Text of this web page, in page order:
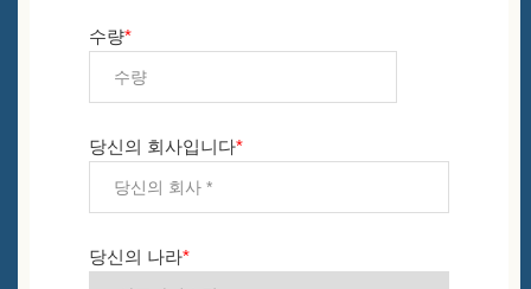
수량*
당신의 회사입니다*
당신의 나라*